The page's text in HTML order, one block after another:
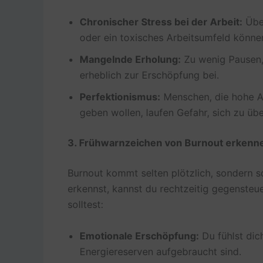
Chronischer Stress bei der Arbeit:
oder ein toxisches Arbeitsumfeld
Mangelnde Erholung: Zu wenig
erheblich zur Erschöpfung bei.
Perfektionismus: Menschen, die hohe
geben wollen, laufen Gefahr, sich zu
3. Frühwarnzeichen von Burnout
Burnout kommt selten plötzlich, sondern
erkennst, kannst du rechtzeitig
solltest:
Emotionale Erschöpfung: Du fühlst
Energiereserven aufgebraucht sind.